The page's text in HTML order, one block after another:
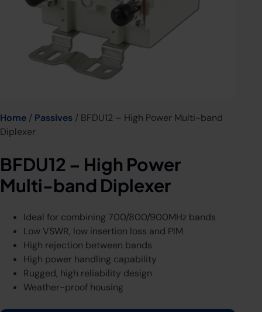
Home / Passives / BFDU12 – High Power Multi-band
Diplexer
BFDU12 – High Power
Multi-band Diplexer
Ideal for combining 700/800/900MHz bands
Low VSWR, low insertion loss and PIM
High rejection between bands
High power handling capability
Rugged, high reliability design
Weather-proof housing